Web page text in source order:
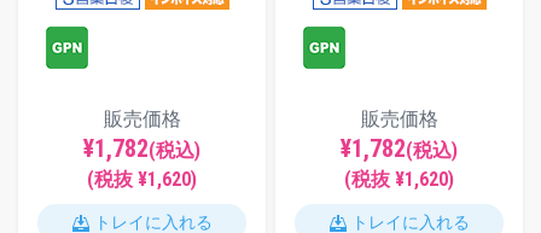
販売価格
¥1,782(税込)
(税抜 ¥1,620)
トレイに入れる
販売価格
¥1,782(税込)
(税抜 ¥1,620)
トレイに入れる